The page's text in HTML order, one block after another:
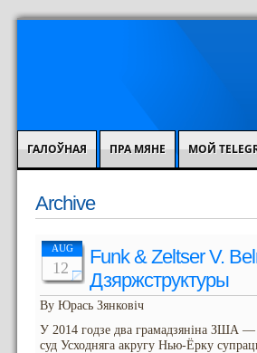
ГАЛОЎНАЯ ПРА МЯНЕ МОЙ
Archive
AUG
12
Funk & Zeltser V.
Дзяржструктуры
By Юрась Зянковіч
У 2014 годзе два грамадзяніна ЗША —
суд Усходняга акругу Нью-Ёрку